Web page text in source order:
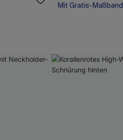
Mit Gratis-Maßband